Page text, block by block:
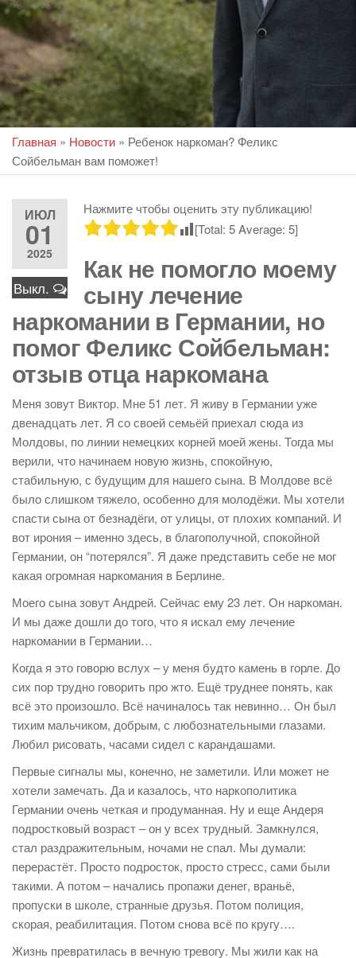
Главная » Новости » Ребенок наркоман? Феликс
Сойбельман вам поможет!
ИЮЛ
01
2025
Выкл.
Нажмите чтобы оценить эту публикацию!
[Total: 5Average: 5]
Как не помогло моему
сыну лечение
наркомании в Германии, но
помог Феликс Сойбельман:
отзыв отца наркомана
Меня зовут Виктор. Мне 51 лет. Я живу в Германии уже
двенадцать лет. Я со своей семьёй приехал сюда из
Молдовы, по линии немецких корней моей жены. Тогда мы
верили, что начинаем новую жизнь, спокойную,
стабильную, с будущим для нашего сына. В Молдове всё
было слишком тяжело, особенно для молодёжи. Мы хотели
спасти сына от безнадёги, от улицы, от плохих компаний. И
вот ирония – именно здесь, в благополучной, спокойной
Германии, он “потерялся”. Я даже представить себе не мог
какая огромная наркомания в Берлине.
Моего сына зовут Андрей. Сейчас ему 23 лет. Он наркоман.
И мы даже дошли до того, что я искал ему лечение
наркомании в Германии…
Когда я это говорю вслух – у меня будто камень в горле. До
сих пор трудно говорить про жто. Ещё труднее понять, как
всё это произошло. Всё начиналось так невинно… Он был
тихим мальчиком, добрым, с любознательными глазами.
Любил рисовать, часами сидел с карандашами.
Первые сигналы мы, конечно, не заметили. Или может не
хотели замечать. Да и казалось, что наркополитика
Германии очень четкая и продуманная. Ну и еще Андеря
подростковый возраст – он у всех трудный. Замкнулся,
стал раздражительным, ночами не спал. Мы думали:
перерастёт. Просто подросток, просто стресс, сами были
такими. А потом – начались пропажи денег, враньё,
пропуски в школе, странные друзья. Потом полиция,
скорая, реабилитация. Потом снова всё по кругу….
Жизнь превратилась в вечную тревогу. Мы жили как на